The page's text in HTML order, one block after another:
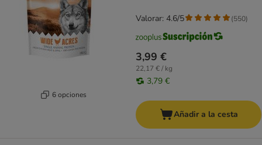
6 opciones
3,99 €
22,17 € / kg
3,79 €
Valorar: 4.6/5 (550)
Añadir a la cesta